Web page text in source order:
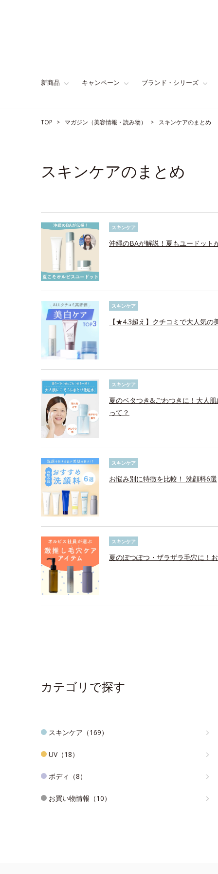
新商品 キャンペーン ブランド・シリーズ
TOP マガジン（美容情報・読み物） スキンケアのまとめ
スキンケアのまとめ
スキンケア
沖縄のBAが解説！夏もユードット
スキンケア
【★4.3超え】クチコミで大人気の
スキンケア
夏のベタつき&ごわつきに！大人
って？
スキンケア
お悩み別に特徴を比較！ 洗顔料6選
スキンケア
夏のぽつぽつ・ザラザラ毛穴に！
カテゴリで探す
スキンケア（169）
UV（18）
ボディ（8）
お買い物情報（10）